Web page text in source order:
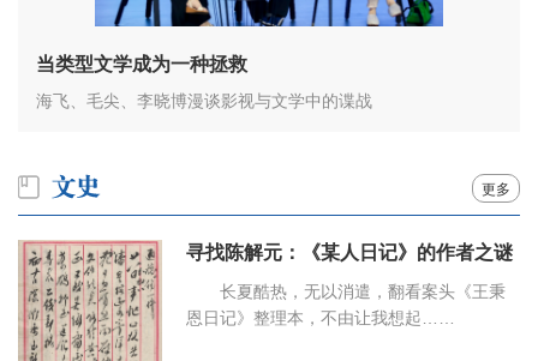
当类型文学成为一种拯救
海飞、毛尖、李晓博漫谈影视与文学中的谍战
更多
寻找陈解元：《某人日记》的作者之谜
长夏酷热，无以消遣，翻看案头《王秉
恩日记》整理本，不由让我想起……